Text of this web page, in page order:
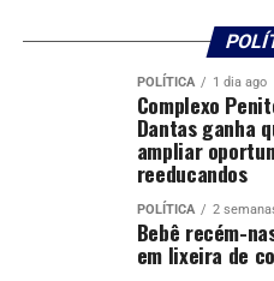
Fotografo:
Departamento: Assessoria
[email protected]
Tribunal de Justiça
POLÍTICA 1 dia ago
Complexo
Dantas ganha
ampliar
reeducandos
POLÍTICA 2
Bebê recém-
em lixeira de